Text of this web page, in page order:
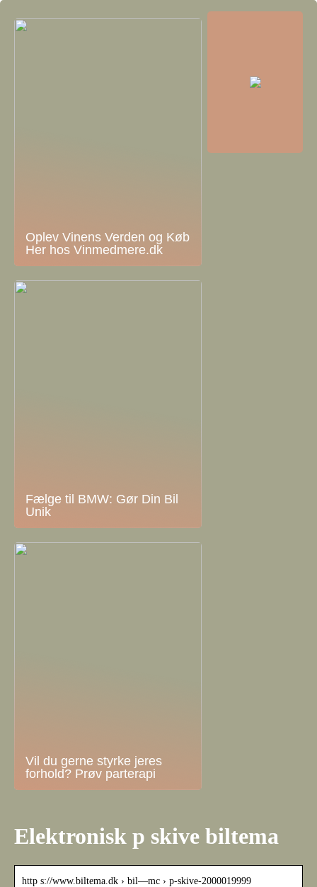
Oplev Vinens Verden og Køb
Her hos Vinmedmere.dk
Fælge til BMW: Gør Din Bil
Unik
Vil du gerne styrke jeres
forhold? Prøv parterapi
Elektronisk p skive biltema
http s://www.biltema.dk › bil—mc › p-skive-2000019999